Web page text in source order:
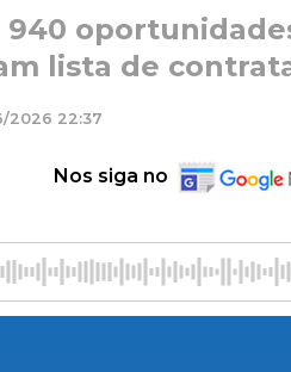
940
lista de
2026 22:37
Nos siga no